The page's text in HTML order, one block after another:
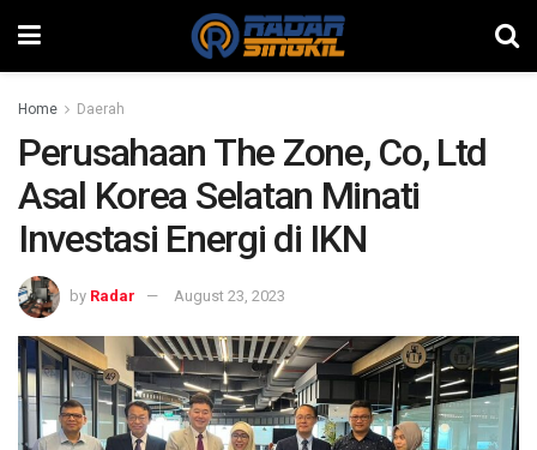
Home Daerah
Perusahaan The Zone, Co, Ltd
Asal Korea Selatan Minati
Investasi Energi di IKN
by Radar August 23, 2023